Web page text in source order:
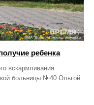
ребенка
вскармливания
больницы №40 Ольгой